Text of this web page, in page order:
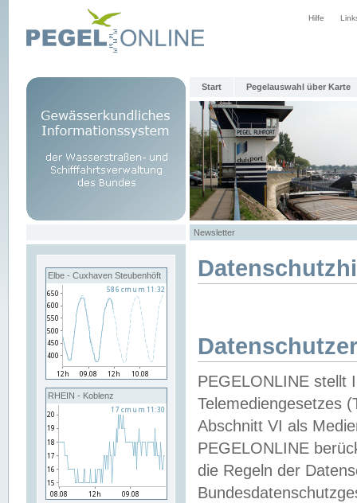
Hilfe
Start Pegelauswahl über Karte
Newsletter
Elbe - Cuxhaven Steubenhöft
RHEIN - Koblenz
PEGELONLINE stellt
Telemediengesetzes
Abschnitt VI als
PEGELONLINE
die Regeln der